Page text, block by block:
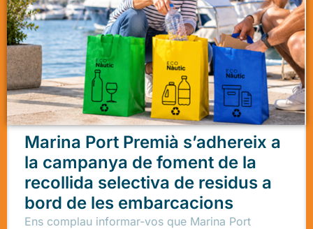
Marina Port Premià s’adhereix a
la campanya de foment de la
recollida selectiva de residus a
bord de les embarcacions
Ens complau informar-vos que Marina Port